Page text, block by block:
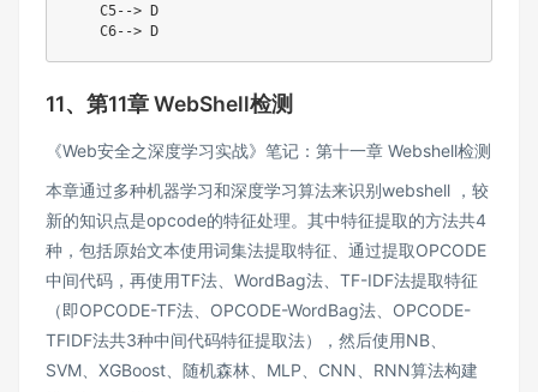
    C5--> D
    C6--> D
11、第11章 WebShell检测
《Web安全之深度学习实战》笔记：第十一章 Webshell检测
本章通过多种机器学习和深度学习算法来识别webshell ，较
新的知识点是opcode的特征处理。其中特征提取的方法共4
种，包括原始文本使用词集法提取特征、通过提取OPCODE
中间代码，再使用TF法、WordBag法、TF-IDF法提取特征
（即OPCODE-TF法、OPCODE-WordBag法、OPCODE-
TFIDF法共3种中间代码特征提取法），然后使用NB、
SVM、XGBoost、随机森林、MLP、CNN、RNN算法构建